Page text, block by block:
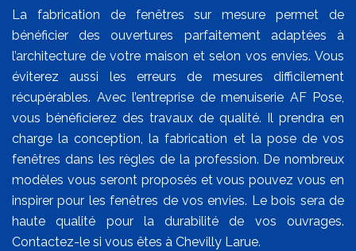
La fabrication de fenêtres sur mesure permet de
bénéficier des ouvertures parfaitement adaptées à
l’architecture de votre maison et selon vos envies. Vous
éviterez aussi les erreurs de mesures difficilement
récupérables. Avec l’entreprise de menuiserie AF Pose,
vous bénéficierez des travaux de qualité. Il prendra en
charge la conception, la fabrication et la pose de vos
fenêtres dans les règles de la profession. De nombreux
modèles vous seront proposés et vous pouvez vous en
inspirer pour les fenêtres de vos envies. Le bois sera de
haute qualité pour la durabilité de vos ouvrages.
Contactez-le si vous êtes à Chevilly Larue.